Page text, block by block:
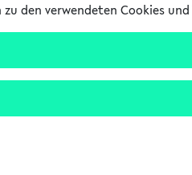
Lehrenden
den verwendeten Cookies und